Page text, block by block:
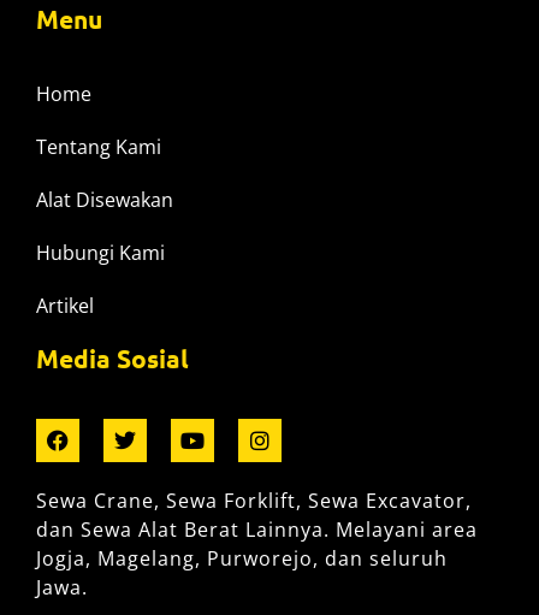
Menu
Home
Tentang Kami
Alat Disewakan
Hubungi Kami
Artikel
Media Sosial
Sewa Crane, Sewa Forklift, Sewa Excavator,
dan Sewa Alat Berat Lainnya. Melayani area
Jogja, Magelang, Purworejo, dan seluruh
Jawa.